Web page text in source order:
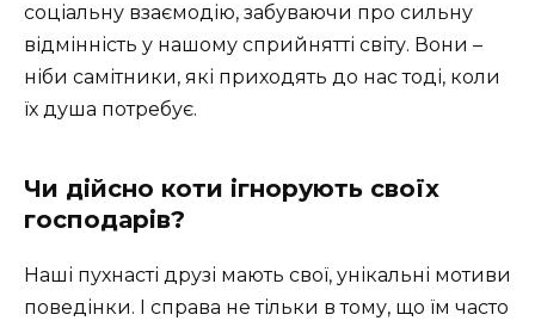
соціальну взаємодію, забуваючи про сильну
відмінність у нашому сприйнятті світу. Вони –
ніби самітники, які приходять до нас тоді, коли
їх душа потребує.
Чи дійсно коти ігнорують своїх
господарів?
Наші пухнасті друзі мають свої, унікальні мотиви
поведінки. І справа не тільки в тому, що їм часто